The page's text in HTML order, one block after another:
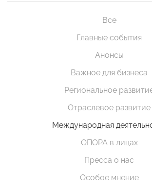
Все
Главные события
Анонсы
Важное для бизнеса
Региональное
Отраслевое развитие
Международная
ОПОРА в лицах
Пресса о нас
Особое мнение